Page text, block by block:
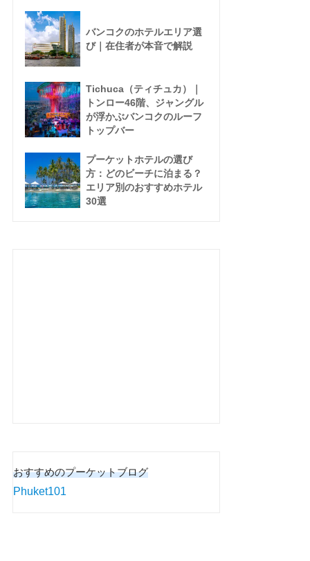
バンコクのホテルエリア選
び｜在住者が本音で解説
Tichuca（ティチュカ）｜
トンロー46階、ジャングル
が浮かぶバンコクのルーフ
トップバー
プーケットホテルの選び
方：どのビーチに泊まる？
エリア別のおすすめホテル
30選
おすすめのプーケットブログ
Phuket101